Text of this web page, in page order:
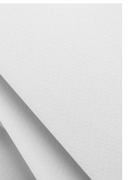
shadow being my tools.
作品和花絮是合作了很长